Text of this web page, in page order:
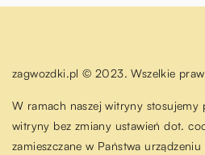
zagwozdki.pl © 2023. Wszelkie
W ramach naszej witryny stosujemy
witryny bez zmiany ustawień dot.
zamieszczane w Państwa